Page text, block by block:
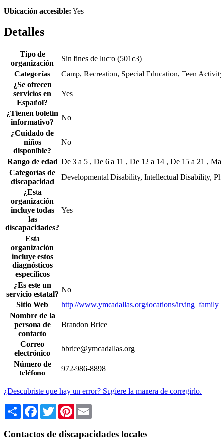
Ubicación accesible: Yes
Detalles
Tipo de
organización
Sin fines de lucro (501c3)
Categorías
Camp, Recreation, Special Education, Teen
¿Se ofrecen
servicios en
Español?
Yes
¿Tienen boletín
informativo?
No
¿Cuidado de
niños
disponible?
No
Rango de edad De 3 a 5 , De 6 a 11 , De 12 a 14 , De 15 a 21 ,
Categorías de
discapacidad
Developmental Disability, Intellectual Disability,
¿Esta
organización
incluye todas
las
discapacidades?
Yes
Esta
organización
incluye estos
diagnósticos
específicos
¿Es este un
servicio estatal?
No
Sitio Web
http://www.ymcadallas.org/locations/
Nombre de la
persona de
contacto
Brandon Brice
Correo
electrónico
bbrice@ymcadallas.org
Número de
teléfono
972-986-8898
¿Descubriste que hay un error? Sugiere la manera de corregirlo.
Share Facebook
TwitterPinterest
Contactos de discapacidades locales